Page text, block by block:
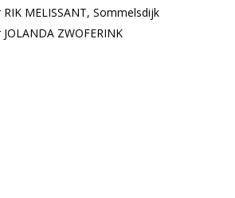
RIK MELISSANT, Sommelsdijk
ZWOFERINK